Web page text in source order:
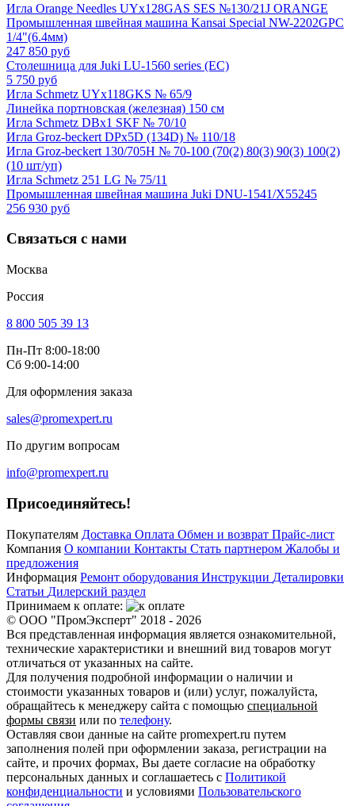
Игла Orange Needles UYx128GAS SES №130/21J ORANGE
Промышленная швейная машина Kansai Special NW-2202GPC
1/4"(6.4мм)
247 850 руб
Столешница для Juki LU-1560 series (ЕС)
5 750 руб
Игла Schmetz UYx118GKS № 65/9
Линейка портновская (железная) 150 см
Игла Schmetz DBx1 SKF № 70/10
Игла Groz-beckert DPx5D (134D) № 110/18
Игла Groz-beckert 130/705H № 70-100 (70(2) 80(3) 90(3) 100(2)
(10 шт/уп)
Игла Schmetz 251 LG № 75/11
Промышленная швейная машина Juki DNU-1541/X55245
256 930 руб
Связаться с нами
Москва
Россия
8 800 505 39 13
Пн-Пт 8:00-18:00
Сб 9:00-14:00
Для оформления заказа
sales@promexpert.ru
По другим вопросам
info@promexpert.ru
Присоединяйтесь!
Покупателям Доставка Оплата Обмен и возврат Прайс-лист
Компания О компании Контакты Стать партнером Жалобы и
предложения
Информация Ремонт оборудования Инструкции Деталировки
Статьи Дилерский раздел
Принимаем к оплате:
© ООО "ПромЭксперт" 2018 - 2026
Вся представленная информация является ознакомительной,
технические характеристики и внешний вид товаров могут
отличаться от указанных на сайте.
Для получения подробной информации о наличии и
стоимости указанных товаров и (или) услуг, пожалуйста,
обращайтесь к менеджеру сайта с помощью специальной
формы связи или по телефону.
Оставляя свои данные на сайте promexpert.ru путем
заполнения полей при оформлении заказа, регистрации на
сайте, и прочих формах, Вы даете согласие на обработку
персональных данных и соглашаетесь с Политикой
конфиденциальности и условиями Пользовательского